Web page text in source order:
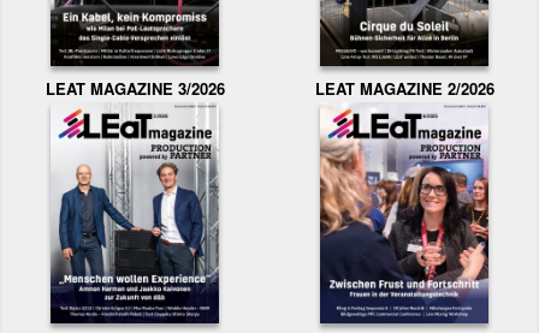
LEAT MAGAZINE 3/2026 LEAT MAGAZINE 2/2026